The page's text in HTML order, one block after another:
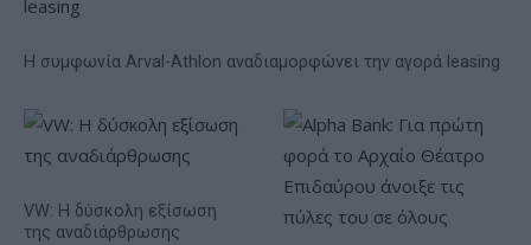
Η συμφωνία Arval-Athlon αναδιαμορφώνει την αγορά leasing
VW: Η δύσκολη εξίσωση
της αναδιάρθρωσης